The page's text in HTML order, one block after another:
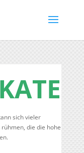
sich vieler
die die hohe